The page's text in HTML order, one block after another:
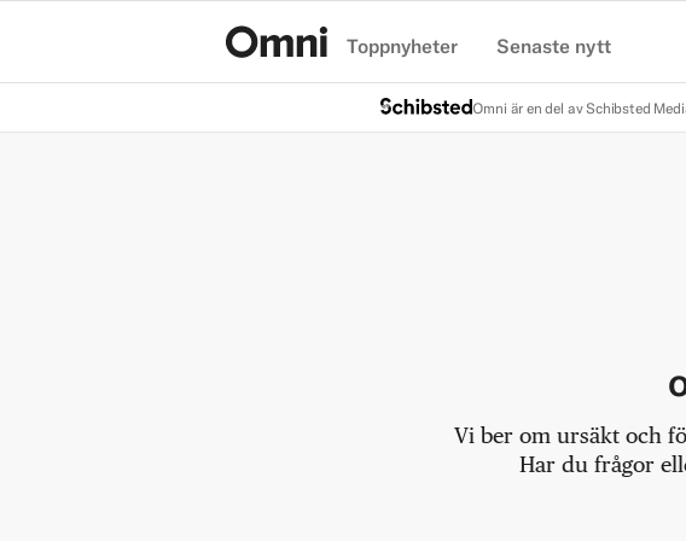
Toppnyheter Senaste nytt
Omni är en del av Schibsted
Vi ber om ursäkt och
Har du frågor